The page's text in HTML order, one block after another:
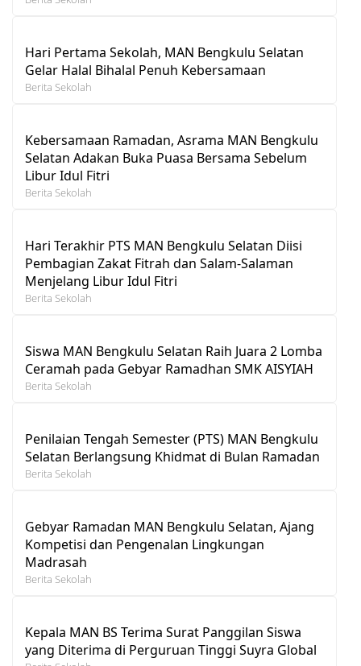
Hari Pertama Sekolah, MAN Bengkulu Selatan
Gelar Halal Bihalal Penuh Kebersamaan
Berita Sekolah
Kebersamaan Ramadan, Asrama MAN Bengkulu
Selatan Adakan Buka Puasa Bersama Sebelum
Libur Idul Fitri
Berita Sekolah
Hari Terakhir PTS MAN Bengkulu Selatan Diisi
Pembagian Zakat Fitrah dan Salam-Salaman
Menjelang Libur Idul Fitri
Berita Sekolah
Siswa MAN Bengkulu Selatan Raih Juara 2 Lomba
Ceramah pada Gebyar Ramadhan SMK AISYIAH
Berita Sekolah
Penilaian Tengah Semester (PTS) MAN Bengkulu
Selatan Berlangsung Khidmat di Bulan Ramadan
Berita Sekolah
Gebyar Ramadan MAN Bengkulu Selatan, Ajang
Kompetisi dan Pengenalan Lingkungan
Madrasah
Berita Sekolah
Kepala MAN BS Terima Surat Panggilan Siswa
yang Diterima di Perguruan Tinggi Suyra Global